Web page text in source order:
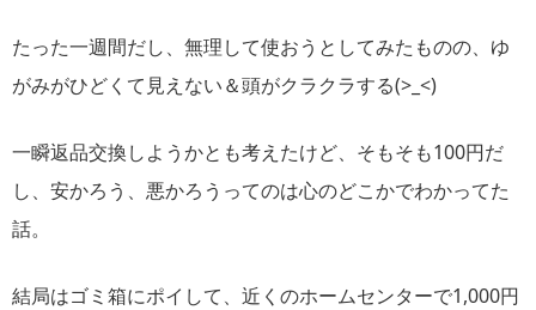
たった一週間だし、無理して使おうとしてみたものの、ゆ
がみがひどくて見えない＆頭がクラクラする(>_<)
一瞬返品交換しようかとも考えたけど、そもそも100円だ
し、安かろう、悪かろうってのは心のどこかでわかってた
話。
結局はゴミ箱にポイして、近くのホームセンターで1,000円